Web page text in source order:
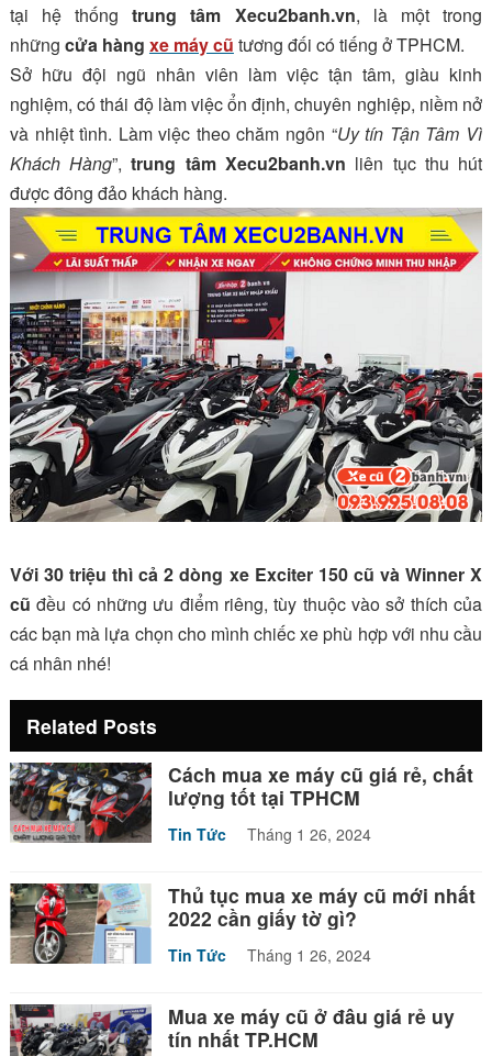
tại hệ thốngtrung tâm Xecu2banh.vn, là một trong
những cửa hàng xe máy cũ tương đối có tiếng ở TPHCM.
Sở hữu đội ngũ nhân viên làm việc tận tâm, giàu kinh
nghiệm, có thái độ làm việc ổn định, chuyên nghiệp, niềm nở
và nhiệt tình. Làm việc theo chăm ngôn “Uy tín Tận Tâm Vì
Khách Hàng”,trung tâm Xecu2banh.vn liên tục thu hút
được đông đảo khách hàng.
Với 30 triệu thì cả 2 dòng xe Exciter 150 cũ và Winner X
cũ đều có những ưu điểm riêng, tùy thuộc vào sở thích của
các bạn mà lựa chọn cho mình chiếc xe phù hợp với nhu cầu
cá nhân nhé!
Related Posts
Cách mua xe máy cũ giá rẻ, chất
lượng tốt tại TPHCM
Tin Tức Tháng 1 26, 2024
Thủ tục mua xe máy cũ mới nhất
2022 cần giấy tờ gì?
Tin Tức Tháng 1 26, 2024
Mua xe máy cũ ở đâu giá rẻ uy
tín nhất TP.HCM